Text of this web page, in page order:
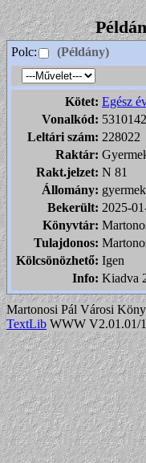
Polc: (Példány)
Kötet: Egész
Vonalkód:
Leltári szám: 228022
Raktár:
Rakt.jelzet: N 81
Állomány:
Bekerült: 2025-
Könyvtár:
Tulajdonos:
Kölcsönözhető: Igen
Info: Kiadva
Martonosi Pál Városi
TextLib WWW V2.01.01/